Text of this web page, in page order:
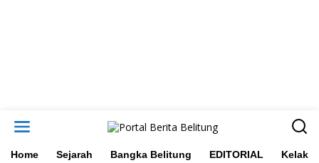
Home Sejarah Bangka Belitung EDITORIAL Kelakar